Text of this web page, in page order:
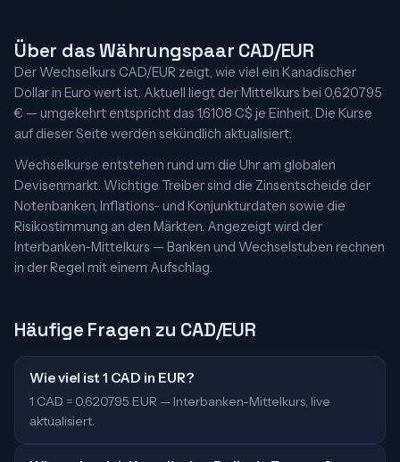
Über das Währungspaar CAD/EUR
Der Wechselkurs CAD/EUR zeigt, wie viel ein Kanadischer
Dollar in Euro wert ist. Aktuell liegt der Mittelkurs bei 0,620795
€ — umgekehrt entspricht das 1,6108 C$ je Einheit. Die Kurse
auf dieser Seite werden sekündlich aktualisiert.
Wechselkurse entstehen rund um die Uhr am globalen
Devisenmarkt. Wichtige Treiber sind die Zinsentscheide der
Notenbanken, Inflations- und Konjunkturdaten sowie die
Risikostimmung an den Märkten. Angezeigt wird der
Interbanken-Mittelkurs — Banken und Wechselstuben rechnen
in der Regel mit einem Aufschlag.
Häufige Fragen zu CAD/EUR
Wie viel ist 1 CAD in EUR?
1 CAD = 0,620795 EUR — Interbanken-Mittelkurs, live
aktualisiert.